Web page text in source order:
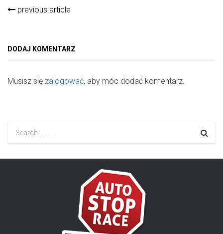
previous article
DODAJ KOMENTARZ
Musisz się zalogować, aby móc dodać komentarz.